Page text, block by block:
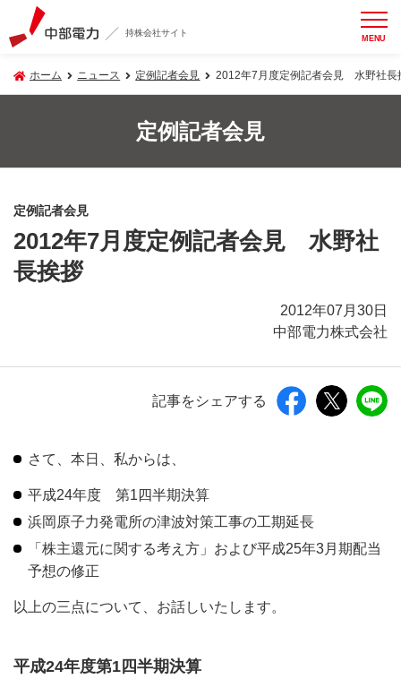
持株会社サイト MENU
ホーム ニュース 定例記者会見 2012年7月度定例記者会見 水野社長
定例記者会見
定例記者会見
2012年7月度定例記者会見 水野社
長挨拶
2012年07月30日
中部電力株式会社
記事をシェアする
さて、本日、私からは、
平成24年度 第1四半期決算
浜岡原子力発電所の津波対策工事の工期延長
「株主還元に関する考え方」および平成25年3月期配当
予想の修正
以上の三点について、お話しいたします。
平成24年度第1四半期決算